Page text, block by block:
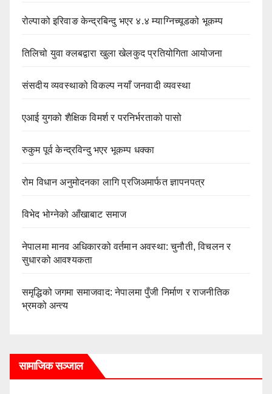
रोल्पाको इरिवाङ केन्द्रबिन्दु भएर ४.४ म्याग्निच्यूडको भूकम्प
तिलिचो युवा क्लबद्वारा खुला खेलकुद प्रतियोगिता आयोजना
संसदीय व्यवस्थाको विकल्प नयाँ जनवादी व्यवस्था
एआई युगको शैक्षिक विमर्श र परनिर्भरताको पासो
रुकुम पूर्व केन्द्रविन्दु भएर भूकम्प धक्का
रोम विधान अनुमोदनका लागि प्रजिअमार्फत ज्ञापनपत्र
विभेद भोग्नेको आँखाबाट समाज
नेपालमा मानव अधिकारको वर्तमान अवस्था: चुनौती, विचलन र
सुधारको आवश्यकता
समृद्धिको जगमा समाजवाद: नेपालमा पुँजी निर्माण र राजनीतिक
भ्रमको अन्त्य
सामाजिक सञ्जाल